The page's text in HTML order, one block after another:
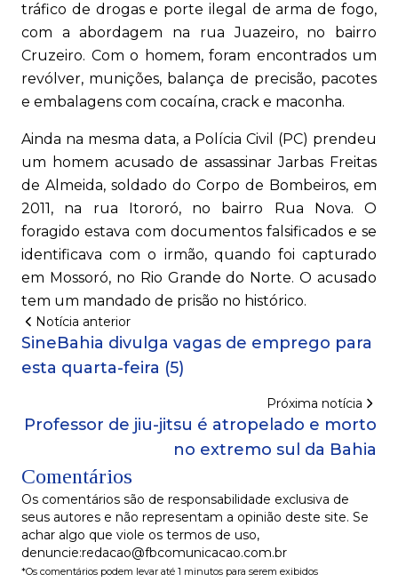
tráfico de drogas e porte ilegal de arma de fogo,
com a abordagem na rua Juazeiro, no bairro
Cruzeiro. Com o homem, foram encontrados um
revólver, munições, balança de precisão, pacotes
e embalagens com cocaína, crack e maconha.
Ainda na mesma data, a Polícia Civil (PC) prendeu
um homem acusado de assassinar Jarbas Freitas
de Almeida, soldado do Corpo de Bombeiros, em
2011, na rua Itororó, no bairro Rua Nova. O
foragido estava com documentos falsificados e se
identificava com o irmão, quando foi capturado
em Mossoró, no Rio Grande do Norte. O acusado
tem um mandado de prisão no histórico.
Notícia anterior
SineBahia divulga vagas de emprego para
esta quarta-feira (5)
Próxima notícia
Professor de jiu-jitsu é atropelado e morto
no extremo sul da Bahia
Comentários
Os comentários são de responsabilidade exclusiva de
seus autores e não representam a opinião deste site. Se
achar algo que viole os termos de uso,
denuncie:redacao@fbcomunicacao.com.br
*Os comentários podem levar até 1 minutos para serem exibidos